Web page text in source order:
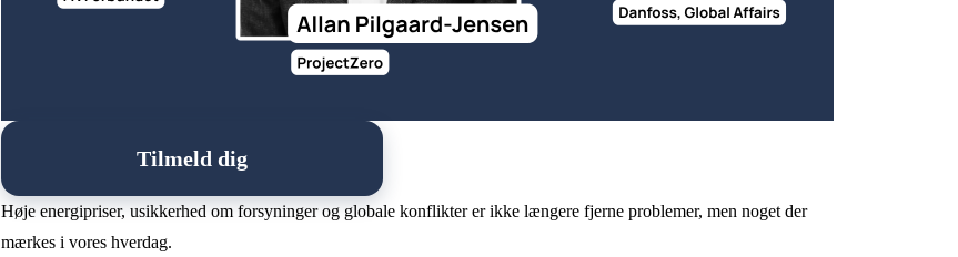
Tilmeld dig
Høje energipriser, usikkerhed om forsyninger og globale konflikter er ikke længere fjerne problemer, men noget der
mærkes i vores hverdag.